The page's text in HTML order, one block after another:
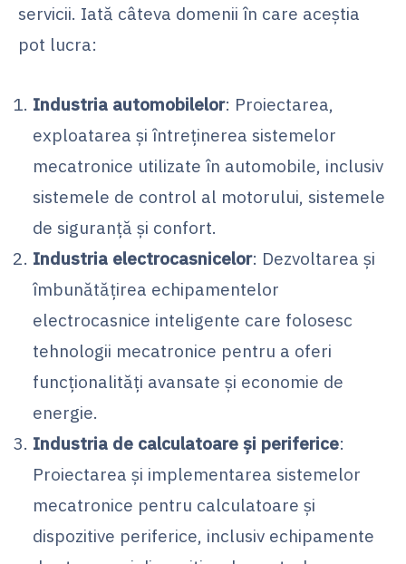
servicii. Iată câteva domenii în care aceștia
pot lucra:
Industria automobilelor: Proiectarea,
exploatarea și întreținerea sistemelor
mecatronice utilizate în automobile, inclusiv
sistemele de control al motorului, sistemele
de siguranță și confort.
Industria electrocasnicelor: Dezvoltarea și
îmbunătățirea echipamentelor
electrocasnice inteligente care folosesc
tehnologii mecatronice pentru a oferi
funcționalități avansate și economie de
energie.
Industria de calculatoare și periferice:
Proiectarea și implementarea sistemelor
mecatronice pentru calculatoare și
dispozitive periferice, inclusiv echipamente